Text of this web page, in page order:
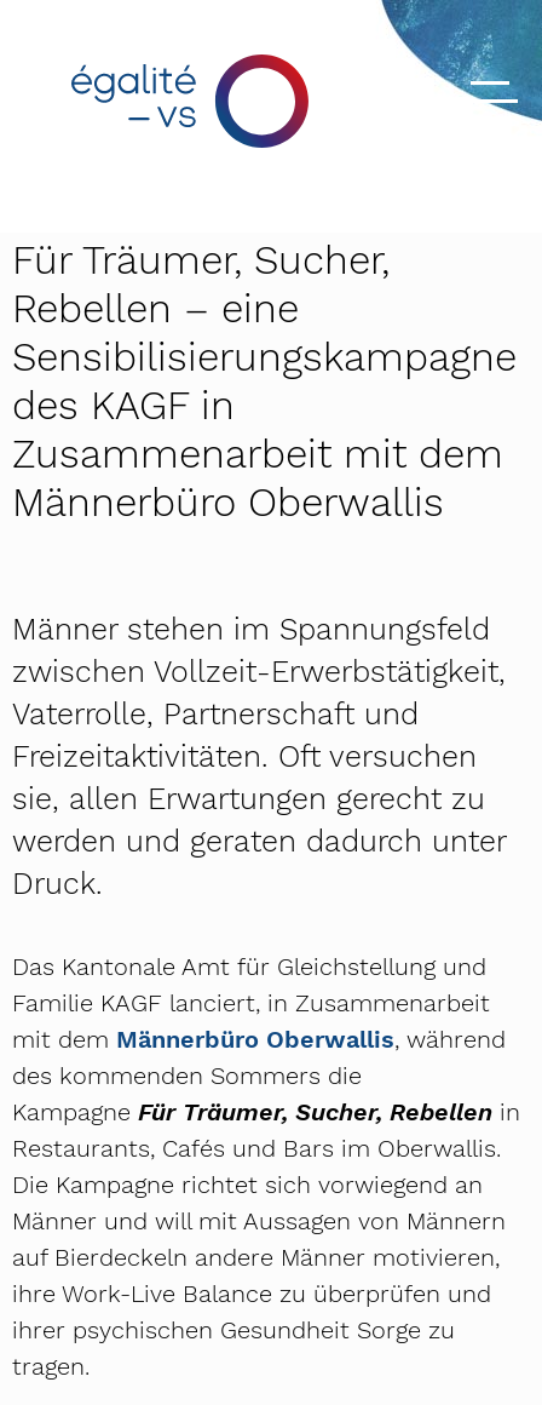
Für Träumer, Sucher,
Rebellen – eine
Sensibilisierungskampagne
des KAGF in
Zusammenarbeit mit dem
Männerbüro Oberwallis
Männer stehen im Spannungsfeld
zwischen Vollzeit-Erwerbstätigkeit,
Vaterrolle, Partnerschaft und
Freizeitaktivitäten. Oft versuchen
sie, allen Erwartungen gerecht zu
werden und geraten dadurch unter
Druck.
Das Kantonale Amt für Gleichstellung und
Familie KAGF lanciert, in Zusammenarbeit
mit dem Männerbüro Oberwallis, während
des kommenden Sommers die
Kampagne Für Träumer, Sucher, Rebellen in
Restaurants, Cafés und Bars im Oberwallis.
Die Kampagne richtet sich vorwiegend an
Männer und will mit Aussagen von Männern
auf Bierdeckeln andere Männer motivieren,
ihre Work-Live Balance zu überprüfen und
ihrer psychischen Gesundheit Sorge zu
tragen.